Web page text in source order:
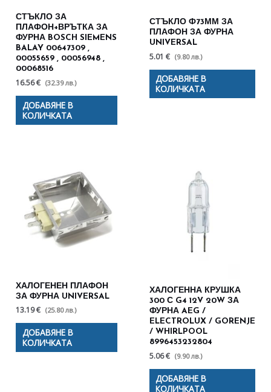
СТЪКЛО ЗА
ПЛАФОН+ВРЪТКА ЗА
ФУРНА BOSCH SIEMENS
BALAY 00647309 ,
00055659 , 00056948 ,
00068516
16.56 € (32.39 лв.)
ДОБАВЯНЕ В
КОЛИЧКАТА
СТЪКЛО Ф73ММ ЗА
ПЛАФОН ЗА ФУРНА
UNIVERSAL
5.01 € (9.80 лв.)
ДОБАВЯНЕ В
КОЛИЧКАТА
ХАЛОГЕНЕН ПЛАФОН
ЗА ФУРНА UNIVERSAL
13.19 € (25.80 лв.)
ДОБАВЯНЕ В
КОЛИЧКАТА
ХАЛОГЕННА КРУШКА
300 С G4 12V 20W ЗА
ФУРНА AEG /
ELECTROLUX / GORENJE
/ WHIRLPOOL
8996453232804
5.06 € (9.90 лв.)
ДОБАВЯНЕ В
КОЛИЧКАТА